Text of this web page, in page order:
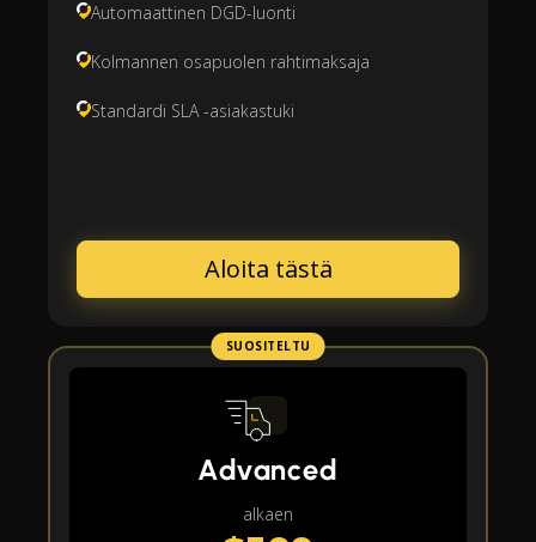
Automaattinen DGD-luonti
Kolmannen osapuolen rahtimaksaja
Standardi SLA -asiakastuki
Aloita tästä
SUOSITELTU
Advanced
alkaen